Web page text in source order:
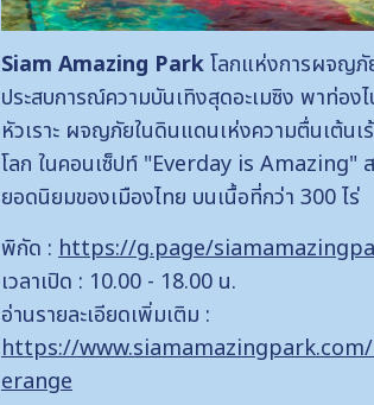
Siam Amazing Parkโลกแห่งการผจญภั
ประสบการณ์ความบันเทิงสุดอะเมซิง พาท่องไ
หัวเราะ ผจญภัยในดินแดนเห่งความตื่นเต้นเ
โลก ในคอนเซ็ปท์ "Everday is Amazing"
ยอดนิยมของเมืองไทย บนเนื้อที่กว่า 300 ไร่
พิกัด : https://g.page/
เวลาเปิด : 10.00 - 18.00 น.
อ่านรายละเอียดเพิ่มเติม :
https://
erange